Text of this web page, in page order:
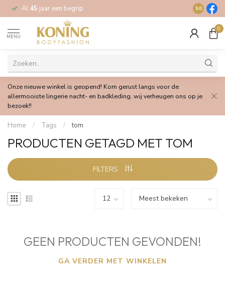
Al 45 jaar een begrip Gratis
9.0
MENU
0
Onze nieuwe winkel is geopend! Kom gerust langs voor de
allermooiste lingerie nacht- en badkleding, wij verheugen ons op je
bezoek!!
Home / Tags / tom
PRODUCTEN GETAGD MET TOM
FILTERS
GEEN PRODUCTEN GEVONDEN!
GA VERDER MET WINKELEN